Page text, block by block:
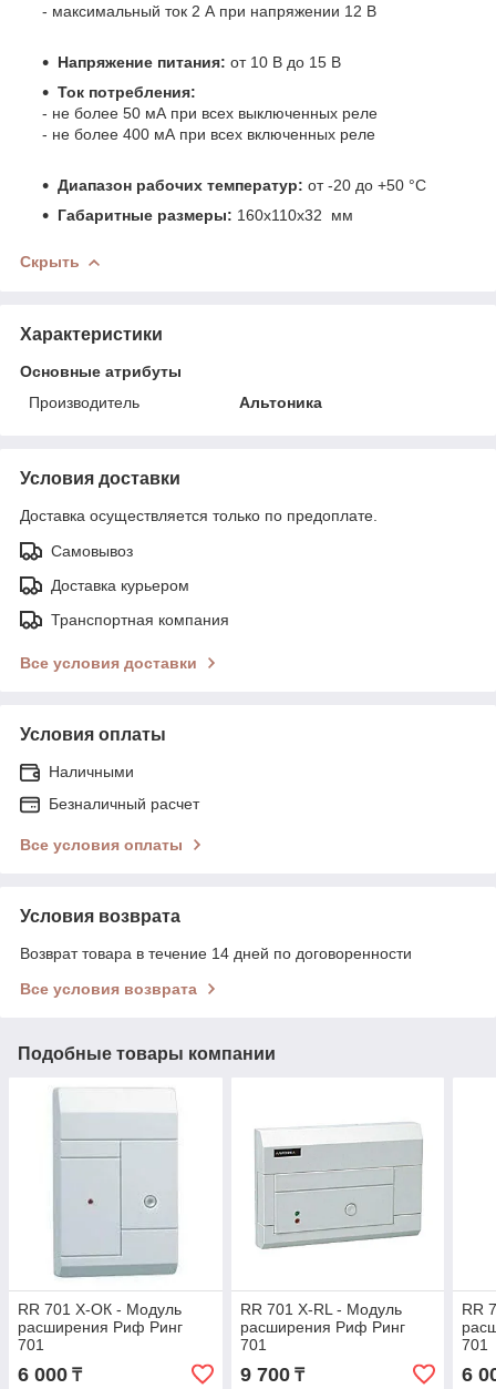
- максимальный ток 2 А при напряжении 12 В
Напряжение питания: от 10 В до 15 В
Ток потребления:
- не более 50 мА при всех выключенных реле
- не более 400 мА при всех включенных реле
Диапазон рабочих температур: от -20 до +50 °C
Габаритные размеры: 160х110х32 мм
Скрыть
Характеристики
Основные атрибуты
Производитель
Альтоника
Условия доставки
Доставка осуществляется только по предоплате.
Самовывоз
Доставка курьером
Транспортная компания
Все условия доставки
Условия оплаты
Наличными
Безналичный расчет
Все условия оплаты
Условия возврата
Возврат товара в течение 14 дней по договоренности
Все условия возврата
Подобные товары компании
RR 701 Х-ОК - Модуль
расширения Риф Ринг
701
6 000 ₸
RR 701 Х-RL - Модуль
расширения Риф Ринг
701
9 700₸
RR
701
6